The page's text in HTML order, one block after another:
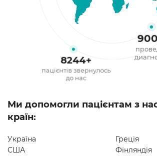
8244+
пацієнтів звернулось
до нас
Ми допомогли пацієнтам з
країн:
Україна
США
Греція
Фінляндія